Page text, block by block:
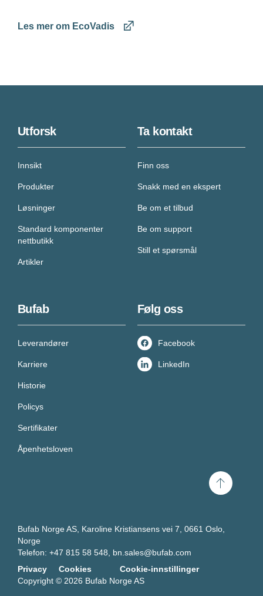
Les mer om EcoVadis
Utforsk
Innsikt
Produkter
Løsninger
Standard komponenter
nettbutikk
Artikler
Ta kontakt
Finn oss
Snakk med en ekspert
Be om et tilbud
Be om support
Still et spørsmål
Bufab
Leverandører
Karriere
Historie
Policys
Sertifikater
Åpenhetsloven
Følg oss
Facebook
LinkedIn
Scroll
Bufab Norge AS, Karoline Kristiansens vei 7, 0661 Oslo,
Norge
Telefon: +47 815 58 548, bn.sales@bufab.com
Privacy
Cookies
Cookie-innstillinger
Copyright © 2026 Bufab Norge AS